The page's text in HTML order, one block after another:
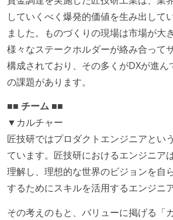
していくべく爆発的価値を生み出して
ました。ものづくりの現場は市場が大
様々なステークホルダーが絡み合って
構成されており、その多くがDXが進
の課題があります。
■■ チーム ■■
▼カルチャー
匠技研ではプロダクトエンジニアとい
ています。匠技研におけるエンジニア
理解し、理想的な世界のビジョンを自
するためにスキルを活用するエンジニア
その考えのもと、バリューに掲げる「